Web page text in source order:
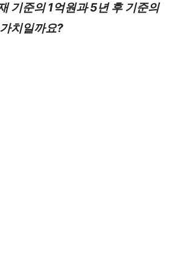
기준의 1억원과 5년 후 기준의
치일까요?